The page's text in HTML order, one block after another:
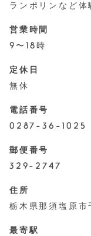
ランポリンなど体
営業時間
9〜18時
定休日
無休
電話番号
0287-36-1025
郵便番号
329-2747
住所
栃木県那須塩原市
最寄駅